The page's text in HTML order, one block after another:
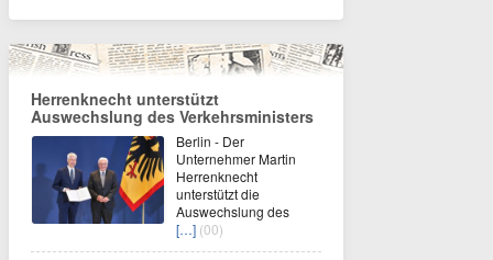
Herrenknecht unterstützt
Auswechslung des Verkehrsministers
Berlin - Der
Unternehmer Martin
Herrenknecht
unterstützt die
Auswechslung des
[…] (00)